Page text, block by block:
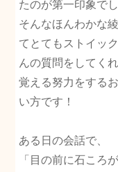
たのが第一印象でし
そんなほんわかな
てとてもストイッ
んの質問をしてく
覚える努力をする
い方です！
ある日の会話で、
「目の前に石ころ